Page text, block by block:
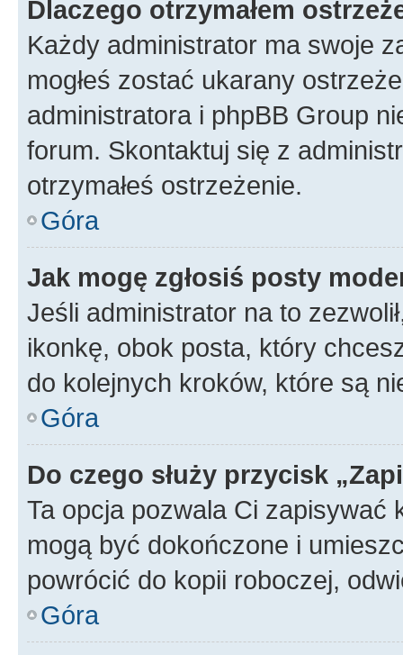
Dlaczego otrzymałem
Każdy administrator ma swoje
mogłeś zostać ukarany
administratora i phpBB Group
forum. Skontaktuj się z
otrzymałeś ostrzeżenie.
Góra
Jak mogę zgłosiś posty
Jeśli administrator na to
ikonkę, obok posta, który
do kolejnych kroków, które są
Góra
Do czego służy przycisk
Ta opcja pozwala Ci zapisywać
mogą być dokończone i
powrócić do kopii roboczej,
Góra